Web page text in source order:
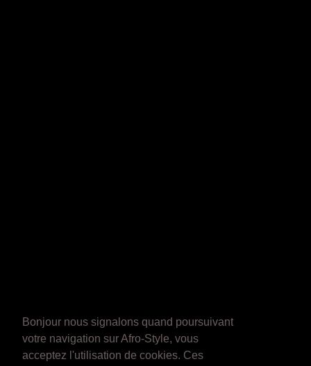
Bonjour nous signalons quand poursuivant
votre navigation sur Afro-Style, vous
acceptez l'utilisation de cookies. Ces